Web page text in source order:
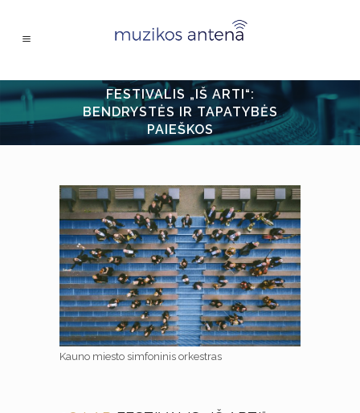
FESTIVALIS „IŠ ARTI“:
BENDRYSTĖS IR TAPATYBĖS
PAIEŠKOS
Kauno miesto simfoninis orkestras